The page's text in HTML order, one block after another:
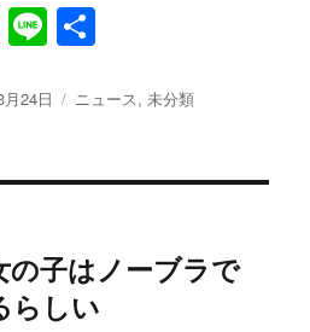
G
ai
Li
e
24日
カ
ニュース, 未分類
の子はノーブラで
らしい